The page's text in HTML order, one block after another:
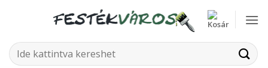
Keresés
a